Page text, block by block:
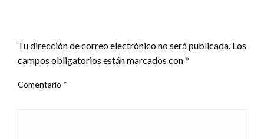
Tu dirección de correo electrónico no será publicada. Los
campos obligatorios están marcados con*
Comentario *